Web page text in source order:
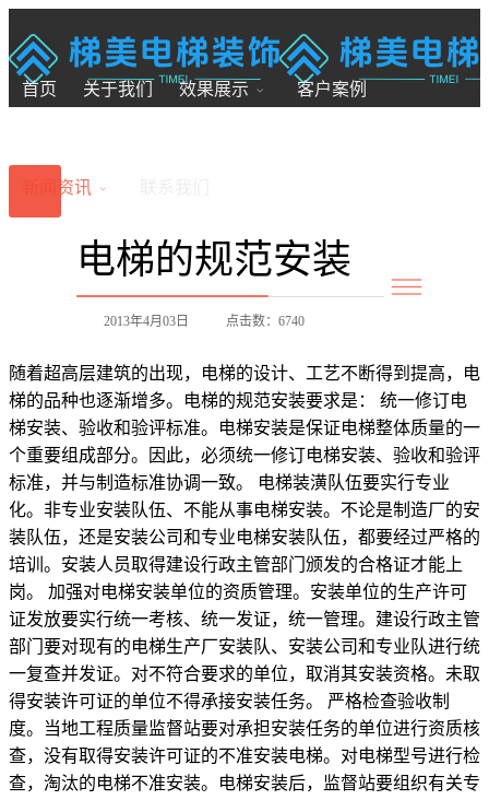
首页 关于我们 效果展示 客户案例
新闻资讯
电梯的规范安装
2013年4月03日 点击数：6740
随着超高层建筑的出现，电梯的设计、工艺不断得到提高，电
梯的品种也逐渐增多。电梯的规范安装要求是： 统一修订电
梯安装、验收和验评标准。电梯安装是保证电梯整体质量的一
个重要组成部分。因此，必须统一修订电梯安装、验收和验评
标准，并与制造标准协调一致。 电梯装潢队伍要实行专业
化。非专业安装队伍、不能从事电梯安装。不论是制造厂的安
装队伍，还是安装公司和专业电梯安装队伍，都要经过严格的
培训。安装人员取得建设行政主管部门颁发的合格证才能上
岗。 加强对电梯安装单位的资质管理。安装单位的生产许可
证发放要实行统一考核、统一发证，统一管理。建设行政主管
部门要对现有的电梯生产厂安装队、安装公司和专业队进行统
一复查并发证。对不符合要求的单位，取消其安装资格。未取
得安装许可证的单位不得承接安装任务。 严格检查验收制
度。当地工程质量监督站要对承担安装任务的单位进行资质核
查，没有取得安装许可证的不准安装电梯。对电梯型号进行检
查，淘汰的电梯不准安装。电梯安装后，监督站要组织有关专